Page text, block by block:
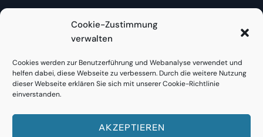
Cookie-Zustimmung
verwalten
Cookies werden zur Benutzerführung und Webanalyse verwendet und
helfen dabei, diese Webseite zu verbessern. Durch die weitere Nutzung
dieser Webseite erklären Sie sich mit unserer Cookie-Richtlinie
einverstanden.
AKZEPTIEREN
Kundenzugang
Bestehende Kunden finden hier direkt Zugangzu
Bestandsfinanzierungen oder neuen Anfragen.